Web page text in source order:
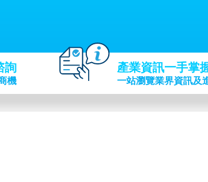
詢
機
產業資訊一手掌
一站瀏覽業界資訊及